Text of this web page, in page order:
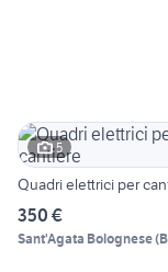
5
Quadri elettrici per
350 €
Sant'Agata Bolognese(